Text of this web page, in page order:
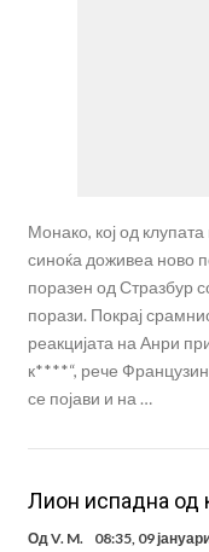
Монако, кој од
синоќа доживеа ново
поразен од Стразбур
порази. Покрај
реакцијата на Анри
к****“, рече
се појави и на …
Лион испадна од
ОдV. M. 08:35, 09